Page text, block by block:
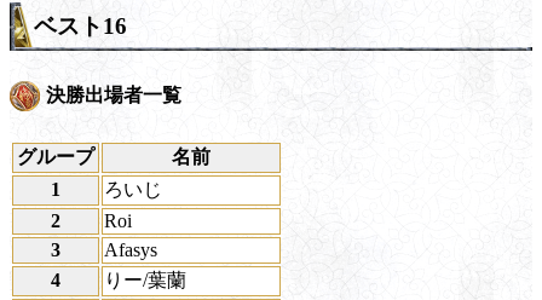
ベスト16
決勝出場者一覧
グループ
名前
1
ろいじ
2
Roi
3
Afasys
4
りー/葉蘭